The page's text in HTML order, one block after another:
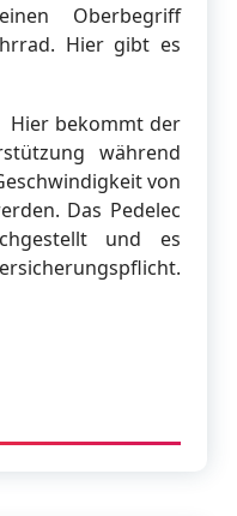
Oberbegriff
Hier gibt es
Hier bekommt der
während
von
Das Pedelec
und es